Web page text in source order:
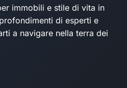
immobili e stile di vita in
di esperti e
a navigare nella terra dei